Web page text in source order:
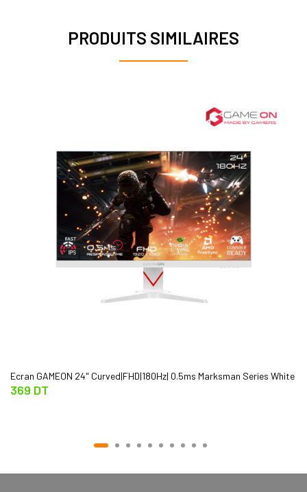
PRODUITS SIMILAIRES
Ecran GAMEON 24" Curved|FHD|180Hz| 0.5ms Marksman Series White
369 DT